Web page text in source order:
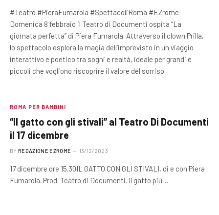
#Teatro #PieraFumarola #SpettacoliRoma #EZrome
Domenica 8 febbraio il Teatro di Documenti ospita “La
giornata perfetta” di Piera Fumarola. Attraverso il clown Prilla,
lo spettacolo esplora la magia dell’imprevisto in un viaggio
interattivo e poetico tra sogni e realtà, ideale per grandi e
piccoli che vogliono riscoprire il valore del sorriso.
ROMA PER BAMBINI
“Il gatto con gli stivali” al Teatro Di Documenti
il 17 dicembre
BY REDAZIONE EZROME 13/12/2023
17 dicembre ore 15.30IL GATTO CON GLI STIVALI, di e con Piera
Fumarola. Prod. Teatro di Documenti. Il gatto più…